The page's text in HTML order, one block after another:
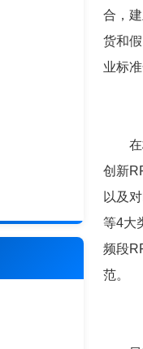
合，
货和
业标
在标
创新
以及
等4大
频段
范。